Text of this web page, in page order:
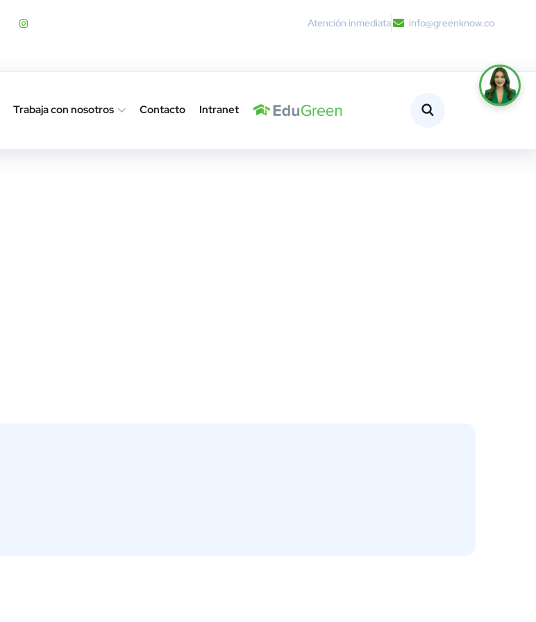
Atención inmediata info@greenknow.co
Trabaja con nosotros Contacto Intranet